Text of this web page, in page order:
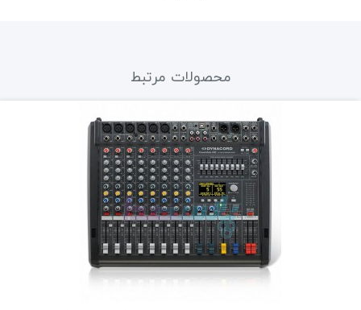
محصولات مرتبط